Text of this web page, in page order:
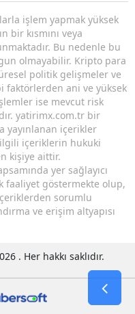
işlem yapmak yüksek
bir kısmını veya
Bu nedenle bu
olmayabilir. Kripto para
politik gelişmeler ve
faktörlerden ani ve yüksek
ise mevcut risk
yatirimx.com.tr bir
yayınlanan içerikler
ilgili içeriklerin hukuki
kişiye aittir.
yer sağlayıcı
faaliyet göstermekte olup,
sorumlu
ve erişim altyapısı
. Her hakkı saklıdır.